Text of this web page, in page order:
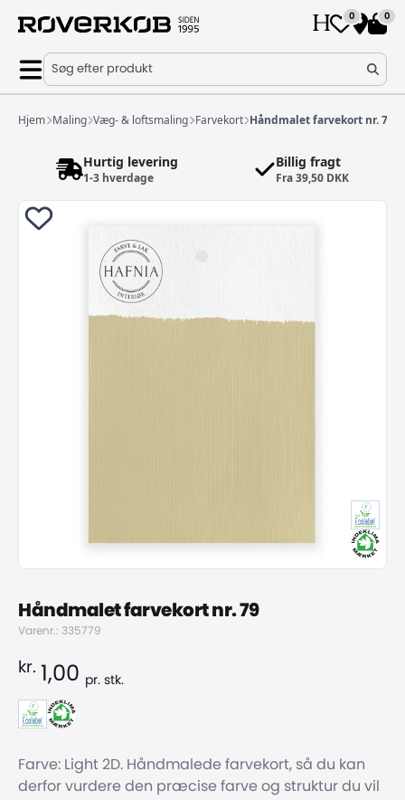
0 0
Søg efter produkt
Hjem Maling Væg- & loftsmaling Farvekort Håndmalet farvekort nr. 79
Hurtig levering
1-3 hverdage
Billig fragt
Fra 39,50 DKK
Håndmalet farvekort nr. 79
Varenr.: 335779
kr. 1,00 pr. stk.
Farve: Light 2D. Håndmalede farvekort, så du kan
derfor vurdere den præcise farve og struktur du vil